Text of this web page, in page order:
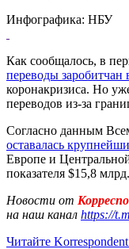
Инфографика: НБУ
Как сообщалось, в
переводы заробитчан
коронакризиса. Но
переводов из-за
Согласно данным
оставалась
Европе и
показателя $15,8 млрд.
Новости от
на наш канал https://
Читайте